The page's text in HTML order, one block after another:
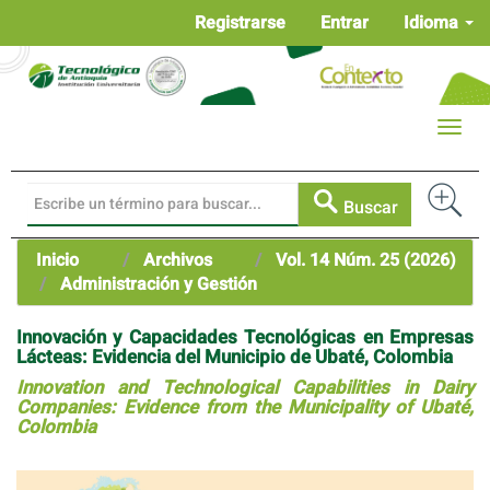
Contenido
principal
Idioma
Registrarse Entrar
Buscar
Toggle
Inicio Archivos
Vol. 14 Núm. 25 (2026)
Administración y Gestión
Innovación y Capacidades Tecnológicas en Empresas
Lácteas: Evidencia del Municipio de Ubaté, Colombia
Innovation and Technological Capabilities in Dairy
Companies: Evidence from the Municipality of Ubaté,
Colombia
Barra